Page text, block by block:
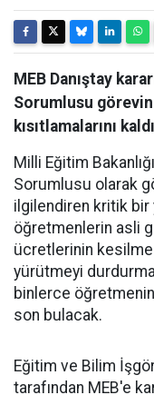
MEB Danıştay
Sorumlusu
kısıtlamalarını
Milli Eğitim
Sorumlusu olarak
ilgilendiren kritik bir
öğretmenlerin asli
ücretlerinin
yürütmeyi
binlerce
son bulacak.
​Eğitim ve Bilim
tarafından MEB'e